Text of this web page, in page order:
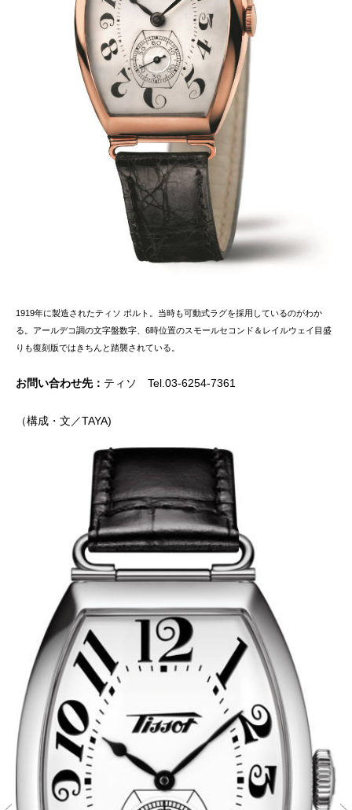
1919年に製造されたティソ ポルト。当時も可動式ラグを採用しているのがわか
る。アールデコ調の文字盤数字、6時位置のスモールセコンド＆レイルウェイ目盛
りも復刻版ではきちんと踏襲されている。
お問い合わせ先： ティソ Tel.03-6254-7361
（構成・文／TAYA)